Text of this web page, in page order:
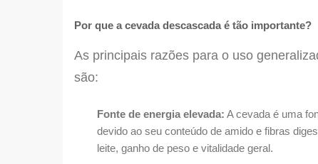
Por que a cevada descascada é tão importante?
As principais razões para o uso
são:
Fonte de energia elevada: A cevada é uma
devido ao seu conteúdo de amido e fibras
leite, ganho de peso e vitalidade geral.